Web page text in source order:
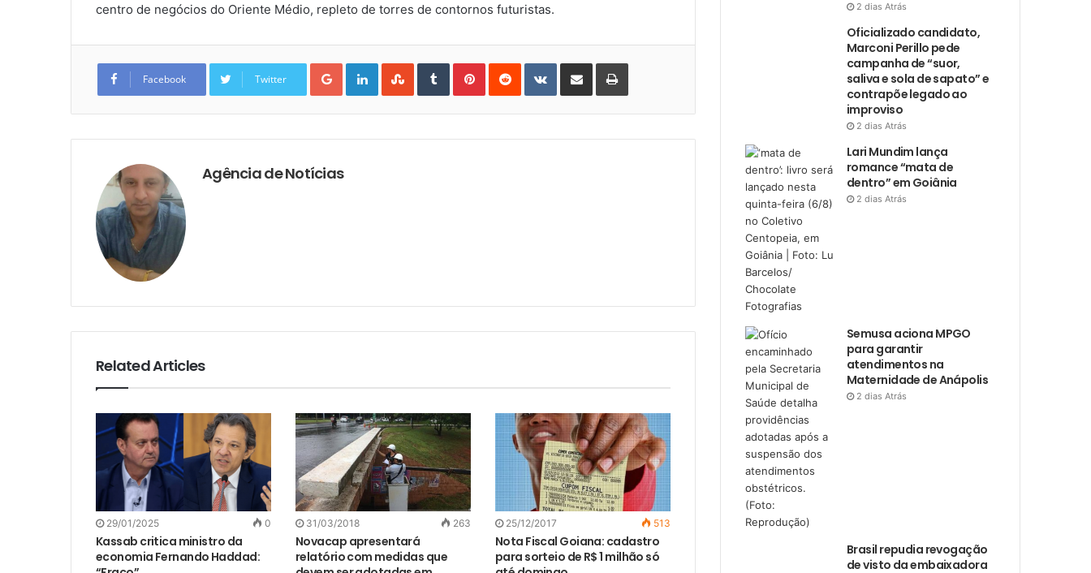
centro de negócios do Oriente Médio, repleto de torres de contornos futuristas.
Facebook Twitter
Google+LinkedInStumbleUpon
TumblrPinterestReddit VKontakteShare
Email
Print
Agência de Notícias
Related Articles
29/01/2025 0
Kassab critica ministro da
economia Fernando Haddad:
31/03/2018 263
Novacap apresentará
relatório com medidas que
25/12/2017 513
Nota Fiscal Goiana: cadastro
para sorteio de R$ 1 milhão só
2 dias Atrás
Oficializado candidato,
Marconi Perillo pede
campanha de “suor,
saliva e sola de sapato” e
contrapõe legado ao
improviso
2 dias Atrás
Lari Mundim lança
romance “mata de
dentro” em Goiânia
2 dias Atrás
Semusa aciona MPGO
para garantir
atendimentos na
Maternidade de Anápolis
2 dias Atrás
Brasil repudia revogação
de visto da embaixadora